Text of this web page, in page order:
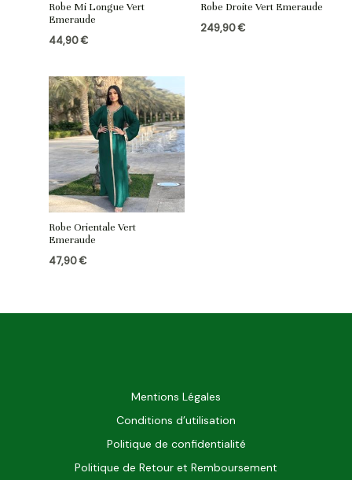
Robe Mi Longue Vert
Emeraude
44,90€
Robe Droite Vert Emeraude
249,90€
Robe Orientale Vert
Emeraude
47,90€
Mentions Légales
Conditions d’utilisation
Politique de confidentialité
Politique de Retour et Remboursement